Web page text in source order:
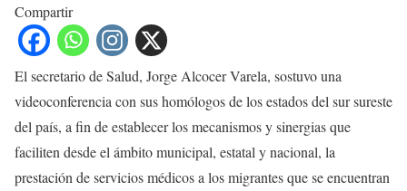
Compartir
El secretario de Salud, Jorge Alcocer Varela, sostuvo una
videoconferencia con sus homólogos de los estados del sur sureste
del país, a fin de establecer los mecanismos y sinergias que
faciliten desde el ámbito municipal, estatal y nacional, la
prestación de servicios médicos a los migrantes que se encuentran